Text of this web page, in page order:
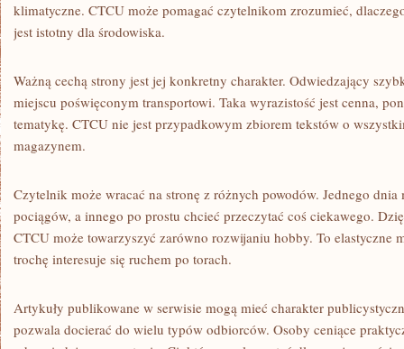
klimatyczne. CTCU może pomagać czytelnikom zrozumieć,
jest istotny dla środowiska.
Ważną cechą strony jest jej konkretny charakter. Odwiedzający
miejscu poświęconym transportowi. Taka wyrazistość jest cenna,
tematykę. CTCU nie jest przypadkowym zbiorem tekstów o
magazynem.
Czytelnik może wracać na stronę z różnych powodów. Jednego
pociągów, a innego po prostu chcieć przeczytać coś ciekawego.
CTCU może towarzyszyć zarówno rozwijaniu hobby. To elastyczne
trochę interesuje się ruchem po torach.
Artykuły publikowane w serwisie mogą mieć charakter
pozwala docierać do wielu typów odbiorców. Osoby ceniące